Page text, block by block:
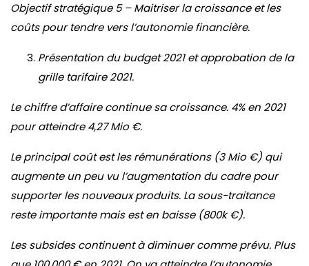
Objectif stratégique 5 – Maitriser la croissance et les
coûts pour tendre vers l’autonomie financière.
Présentation du budget 2021 et approbation de la
grille tarifaire 2021.
Le chiffre d’affaire continue sa croissance. 4% en 2021
pour atteindre 4,27 Mio €.
Le principal coût est les rémunérations (3 Mio €) qui
augmente un peu vu l’augmentation du cadre pour
supporter les nouveaux produits. La sous-traitance
reste importante mais est en baisse (800k €).
Les subsides continuent à diminuer comme prévu. Plus